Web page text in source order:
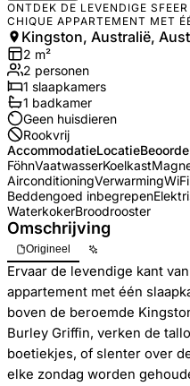
ONTDEK DE LEVENDIGE
CHIQUE APPARTEMENT MET
Kingston, Australië,
2 m²
2 personen
1 slaapkamers
1 badkamer
Geen huisdieren
Rookvrij
AccommodatieLocatie
FöhnVaatwasserKoelkast
AirconditioningVerwarmingWiFi
Beddengoed inbegrepen
WaterkokerBroodrooster
Omschrijving
Origineel
Ervaar de levendige kant
appartement met één
boven de beroemde
Burley Griffin, verken de
boetiekjes, of slenter over
elke zondag worden